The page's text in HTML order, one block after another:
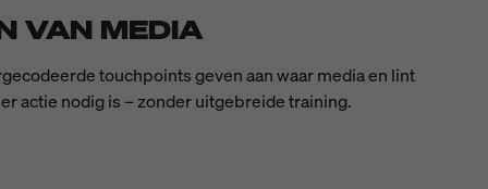
VAN MEDIA
touchpoints geven aan waar media en lint
actie nodig is – zonder uitgebreide training.